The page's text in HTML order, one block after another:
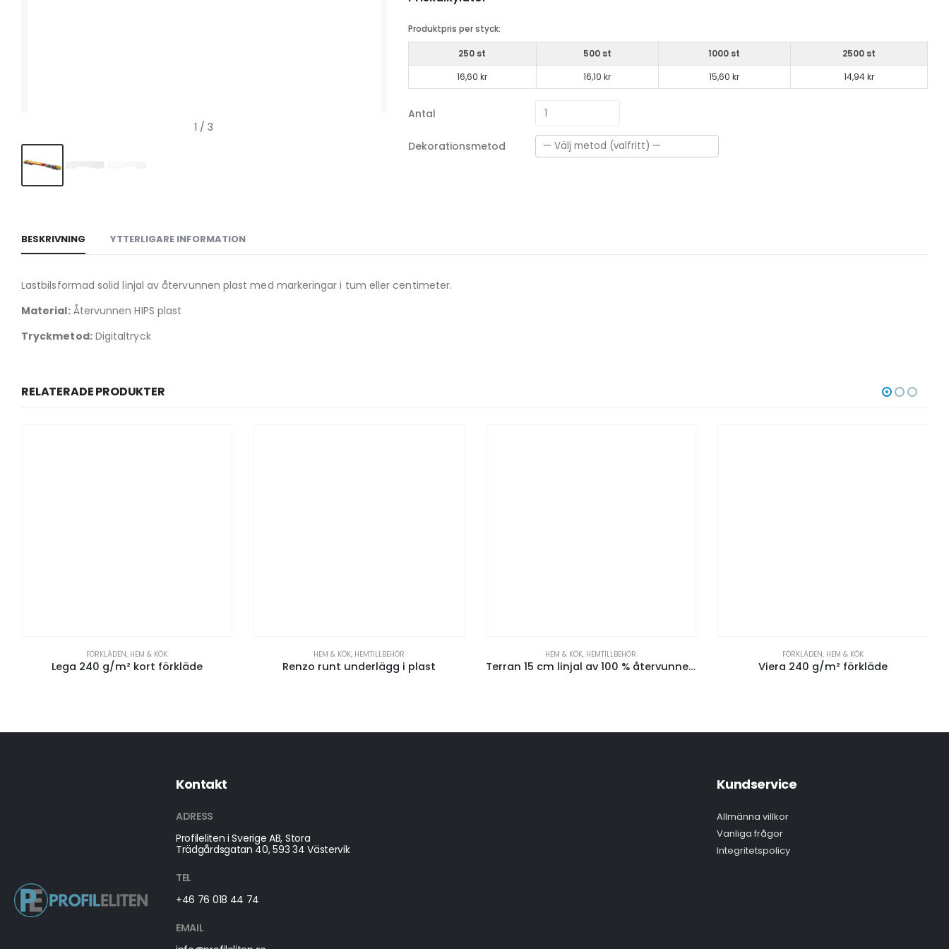
1 / 3
Produktpris per styck:
250 st 500 st 1000 st 2500 st
16,60 kr 16,10 kr 15,60 kr 14,94 kr
Antal
Dekorationsmetod
BESKRIVNING YTTERLIGARE INFORMATION
Lastbilsformad solid linjal av återvunnen plast med markeringar i tum eller centimeter.
Material:Återvunnen HIPS plast
Tryckmetod:Digitaltryck
RELATERADE PRODUKTER
FÖRKLÄDEN, HEM & KÖK
Lega 240 g/m² kort förkläde
HEM & KÖK, HEMTILLBEHÖR
Renzo runt underlägg i plast
HEM & KÖK, HEMTILLBEHÖR
Terran 15 cm linjal av 100 % återvunnen plast
FÖRKLÄDEN, HEM & KÖK
Viera 240 g/m² förkläde
Kontakt
ADRESS
Profileliten i Sverige AB, Stora
Trädgårdsgatan 40, 593 34 Västervik
TEL
+46 76 018 44 74
EMAIL
Kundservice
Allmänna villkor
Vanliga frågor
Integritetspolicy